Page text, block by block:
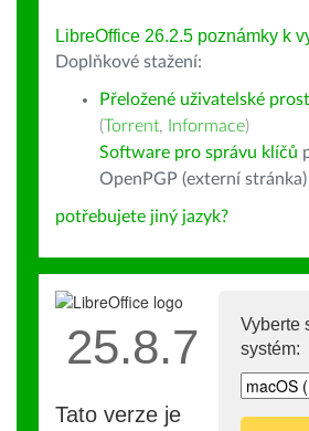
LibreOffice 26.2.5 poznámky k
Doplňkové stažení:
Přeložené uživatelské
(Torrent, Informace)
Software pro správu klíčů
OpenPGP (externí stránka)
potřebujete jiný jazyk?
Vyberte
systém:
25.8.7
Tato verze je